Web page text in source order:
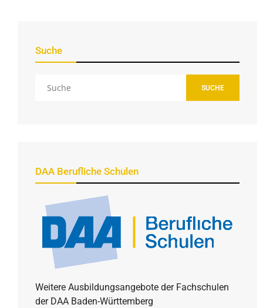
Suche
SUCHE
DAA Berufliche Schulen
Weitere Ausbildungsangebote der Fachschulen
der DAA Baden-Württemberg